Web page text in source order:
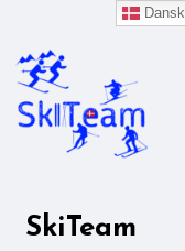
SkiTeam
Dansk